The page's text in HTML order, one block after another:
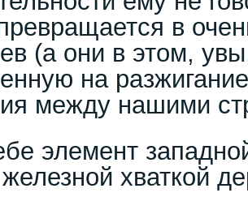
в
(а они в этом,
на
между нашими
элемент
хваткой